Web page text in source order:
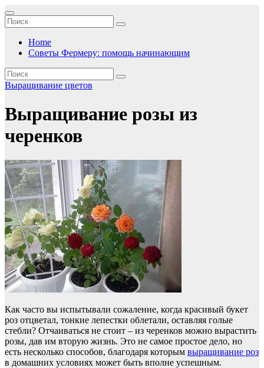
Перейти
к
содержимому
Home
Советы Фермеру: помощь начинающим
Выращивание цветов
Выращивание розы из
черенков
Как часто вы испытывали сожаление, когда красивый букет
роз отцветал, тонкие лепестки облетали, оставляя голые
стебли? Отчаиваться не стоит – из черенков можно вырастить
розы, дав им вторую жизнь. Это не самое простое дело, но
есть несколько способов, благодаря которым выращивание роз
в домашних условиях может быть вполне успешным.